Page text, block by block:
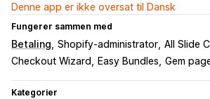
Denne app er ikke oversat til Dansk
Fungerer sammen med
Betaling Shopify-administrator All Slide
Checkout Wizard
Easy Bundles Gem
Kategorier